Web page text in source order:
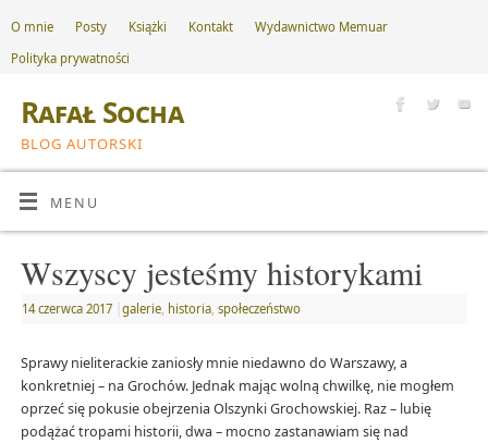
O mnie Posty Książki Kontakt
Wydawnictwo Memuar
Polityka prywatności
Rafał Socha
BLOG AUTORSKI
MENU
Wszyscy jesteśmy historykami
14 czerwca 2017 galerie, historia, społeczeństwo
Sprawy nieliterackie zaniosły mnie niedawno do Warszawy, a
konkretniej – na Grochów. Jednak mając wolną chwilkę, nie mogłem
oprzeć się pokusie obejrzenia Olszynki Grochowskiej. Raz – lubię
podążać tropami historii, dwa – mocno zastanawiam się nad